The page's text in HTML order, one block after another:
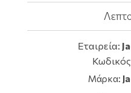
Εταιρεία:
Μάρκα: